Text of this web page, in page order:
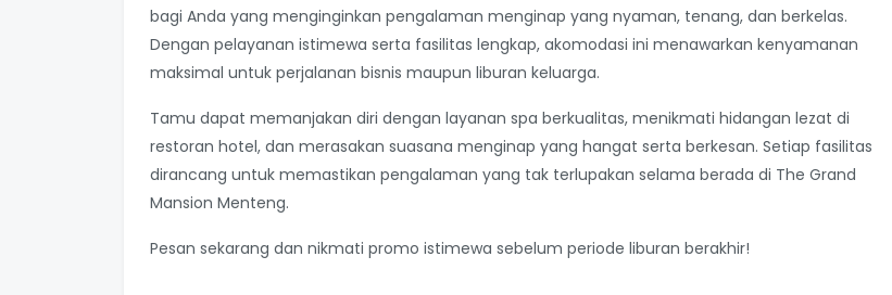
bagi Anda yang menginginkan pengalaman menginap yang nyaman, tenang, dan berkelas.
Dengan pelayanan istimewa serta fasilitas lengkap, akomodasi ini menawarkan kenyamanan
maksimal untuk perjalanan bisnis maupun liburan keluarga.
Tamu dapat memanjakan diri dengan layanan spa berkualitas, menikmati hidangan lezat di
restoran hotel, dan merasakan suasana menginap yang hangat serta berkesan. Setiap fasilitas
dirancang untuk memastikan pengalaman yang tak terlupakan selama berada di The Grand
Mansion Menteng.
Pesan sekarang dan nikmati promo istimewa sebelum periode liburan berakhir!